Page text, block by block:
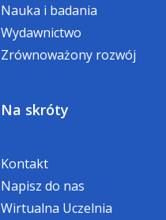
Nauka i badania
Wydawnictwo
Zrównoważony rozwój
Na skróty
Kontakt
Napisz do nas
Wirtualna Uczelnia